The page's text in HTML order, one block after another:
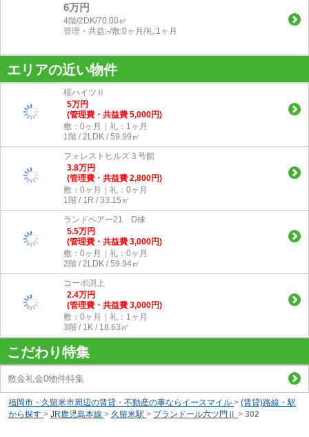
6万円
4階/2DK/70.00㎡
管理・共益:-/敷:0ヶ月/礼:1ヶ月
エリアの近い物件
桜ハイツⅡ
5万円
(管理費・共益費 5,000円)
敷：0ヶ月｜礼：1ヶ月
1階 / 2LDK / 59.99㎡
フォレストヒルズ３号館
3.8万円
(管理費・共益費 2,800円)
敷：0ヶ月｜礼：0ヶ月
1階 / 1R / 33.15㎡
ランドベアー21 D棟
5.5万円
(管理費・共益費 3,000円)
敷：0ヶ月｜礼：0ヶ月
2階 / 2LDK / 59.94㎡
コーポ渕上
2.4万円
(管理費・共益費 3,000円)
敷：0ヶ月｜礼：1ヶ月
3階 / 1K / 18.63㎡
こだわり特集
敷金礼金0物件特集
福岡市・久留米市周辺の賃貸・不動産の事ならイースマイル > (賃貸)路線・駅
から探す > JR鹿児島本線 > 久留米駅 > プランドール六ツ門Ⅱ > 302